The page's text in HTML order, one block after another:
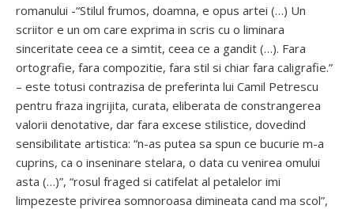
romanului -“Stilul frumos, doamna, e opus artei (…) Un
scriitor e un om care exprima in scris cu o liminara
sinceritate ceea ce a simtit, ceea ce a gandit (…). Fara
ortografie, fara compozitie, fara stil si chiar fara caligrafie.”
– este totusi contrazisa de preferinta lui Camil Petrescu
pentru fraza ingrijita, curata, eliberata de constrangerea
valorii denotative, dar fara excese stilistice, dovedind
sensibilitate artistica: “n-as putea sa spun ce bucurie m-a
cuprins, ca o inseninare stelara, o data cu venirea omului
asta (…)”, “rosul fraged si catifelat al petalelor imi
limpezeste privirea somnoroasa dimineata cand ma scol”,